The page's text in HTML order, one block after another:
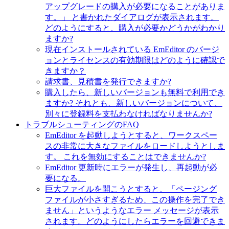
アップグレードの購入が必要になることがありま
す。」 と書かれたダイアログが表示されます。
どのようにすると、購入が必要かどうかがわかり
ますか?
現在インストールされている EmEditor のバージ
ョンとライセンスの有効期限はどのように確認で
きますか？
請求書、見積書を発行できますか?
購入したら、新しいバージョンも無料で利用でき
ますか? それとも、新しいバージョンについて、
別々に登録料を支払わなければなりませんか?
トラブルシューティングのFAQ
EmEditor を起動しようとすると、ワークスペー
スの非常に大きなファイルをロードしようとしま
す。 これを無効にすることはできませんか?
EmEditor 更新時にエラーが発生し、再起動が必
要になる。
巨大ファイルを開こうとすると、「ページング
ファイルが小さすぎるため、この操作を完了でき
ません」というようなエラー メッセージが表示
されます。どのようにしたらエラーを回避できま